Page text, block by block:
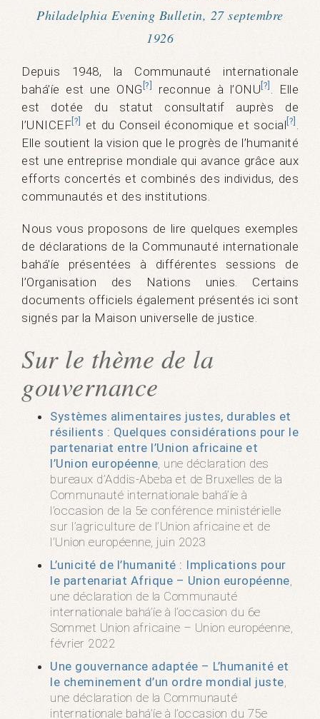
Philadelphia Evening Bulletin, 27 septembre
1926
Depuis 1948, la Communauté internationale
bahá’íe est une ONG [?] reconnue à l’ONU [?]
. Elle
est dotée du statut consultatif auprès de
l’UNICEF [?] et du Conseil économique et social [?]
Elle soutient la vision que le progrès de l’humanité
est une entreprise mondiale qui avance grâce aux
efforts concertés et combinés des individus, des
communautés et des institutions.
Nous vous proposons de lire quelques exemples
de déclarations de la Communauté internationale
bahá’íe présentées à différentes sessions de
l’Organisation des Nations unies. Certains
documents officiels également présentés ici sont
signés par la Maison universelle de justice.
Sur le thème de la
gouvernance
Systèmes alimentaires justes, durables et
résilients : Quelques considérations pour le
partenariat entre l’Union africaine et
l’Union européenne , une déclaration des
bureaux d’Addis-Abeba et de Bruxelles de la
Communauté internationale bahá’íe à
l’occasion de la 5e conférence ministérielle
sur l’agriculture de l’Union africaine et de
l’Union européenne, juin 2023
L’unicité de l’humanité : Implications pour
le partenariat Afrique – Union européenne
une déclaration de la Communauté
internationale bahá’íe à l’occasion du 6e
Sommet Union africaine – Union européenne,
février 2022
Une gouvernance adaptée – L’humanité et
le cheminement d’un ordre mondial juste
une déclaration de la Communauté
internationale bahá’íe à l’occasion du 75e